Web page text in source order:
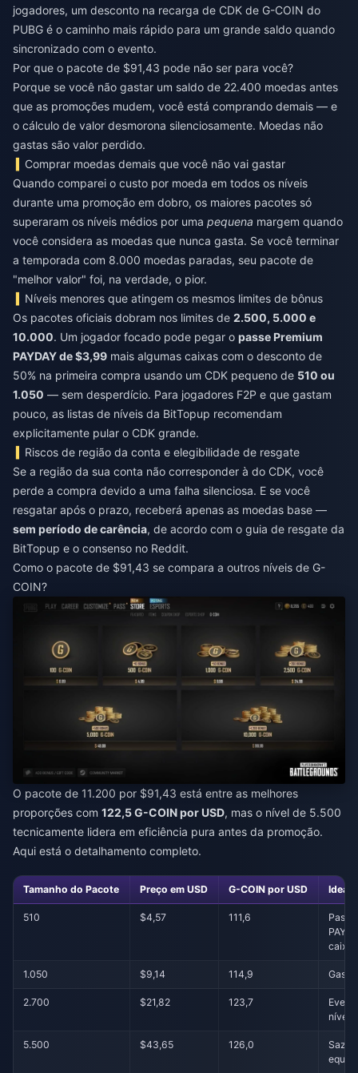
jogadores, um desconto na recarga de CDK de G-COIN do
PUBG é o caminho mais rápido para um grande saldo quando
sincronizado com o evento.
Por que o pacote de $91,43 pode não ser para você?
Porque se você não gastar um saldo de 22.400 moedas antes
que as promoções mudem, você está comprando demais — e
o cálculo de valor desmorona silenciosamente. Moedas não
gastas são valor perdido.
Comprar moedas demais que você não vai gastar
Quando comparei o custo por moeda em todos os níveis
durante uma promoção em dobro, os maiores pacotes só
superaram os níveis médios por uma pequena margem quando
você considera as moedas que nunca gasta. Se você terminar
a temporada com 8.000 moedas paradas, seu pacote de
"melhor valor" foi, na verdade, o pior.
Níveis menores que atingem os mesmos limites de bônus
Os pacotes oficiais dobram nos limites de 2.500, 5.000 e
10.000. Um jogador focado pode pegar o passe Premium
PAYDAY de $3,99 mais algumas caixas com o desconto de
50% na primeira compra usando um CDK pequeno de 510 ou
1.050 — sem desperdício. Para jogadores F2P e que gastam
pouco, as listas de níveis da BitTopup recomendam
explicitamente pular o CDK grande.
Riscos de região da conta e elegibilidade de resgate
Se a região da sua conta não corresponder à do CDK, você
perde a compra devido a uma falha silenciosa. E se você
resgatar após o prazo, receberá apenas as moedas base —
sem período de carência, de acordo com o guia de resgate da
BitTopup e o consenso no Reddit.
Como o pacote de $91,43 se compara a outros níveis de G-
COIN?
O pacote de 11.200 por $91,43 está entre as melhores
proporções com 122,5 G-COIN por USD, mas o nível de 5.500
tecnicamente lidera em eficiência pura antes da promoção.
Aqui está o detalhamento completo.
Tamanho do Pacote Preço em USD G-COIN por USD Ideal
510 $4,57 111,6
Passe
caixas
1.050 $9,14 114,9
2.700 $21,82 123,7
nível
5.500 $43,65 126,0